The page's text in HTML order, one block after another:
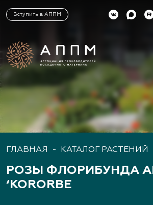
Вступить в АППМ
ГЛАВНАЯ - КАТАЛОГ РАСТЕНИЙ
РОЗЫ ФЛОРИБУНДА
‘KORORBE